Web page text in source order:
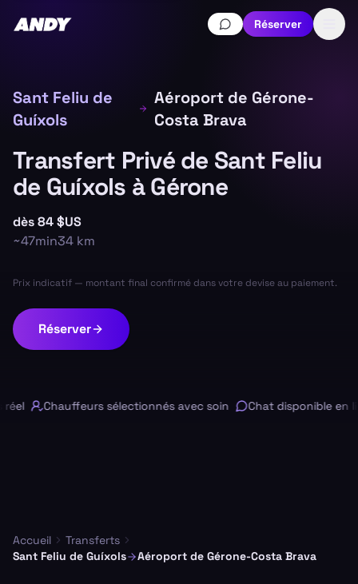
Réserver
Sant Feliu de
Guíxols
Aéroport de Gérone-
Costa Brava
Transfert Privé de Sant Feliu
de Guíxols à Gérone
dès84 $US
~47min34 km
Prix indicatif — montant final confirmé dans votre devise au paiement.
Réserver
Chauffeurs sélectionnés avec soin Chat disponible en
Accueil
Transferts
Sant Feliu de Guíxols
Aéroport de Gérone-Costa Brava